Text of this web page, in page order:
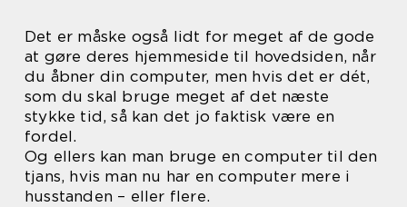
Det er måske også lidt for meget af de gode
at gøre deres hjemmeside til hovedsiden, når
du åbner din computer, men hvis det er dét,
som du skal bruge meget af det næste
stykke tid, så kan det jo faktisk være en
fordel.
Og ellers kan man bruge en computer til den
tjans, hvis man nu har en computer mere i
husstanden – eller flere.